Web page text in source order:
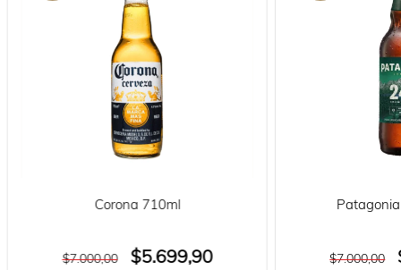
Corona 710ml
$7.000,00 $5.699,90 $7.000,00